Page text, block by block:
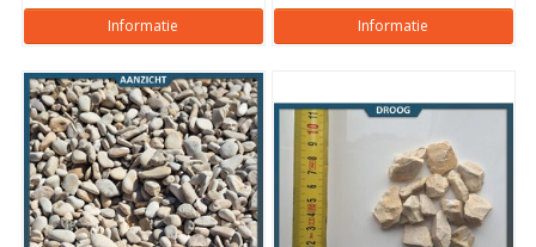
Informatie Informatie